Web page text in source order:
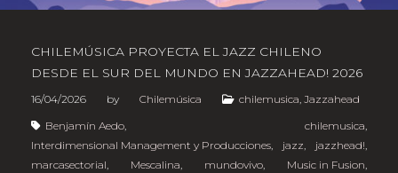
CHILEMÚSICA PROYECTA EL JAZZ CHILENO
DESDE EL SUR DEL MUNDO EN JAZZAHEAD! 2026
16/04/2026 by Chilemúsica chilemusica, Jazzahead
Benjamín Aedo, chilemusica,
Interdimensional Management y Producciones, jazz, jazzhead!,
marcasectorial, Mescalina, mundovivo, Music in Fusion,